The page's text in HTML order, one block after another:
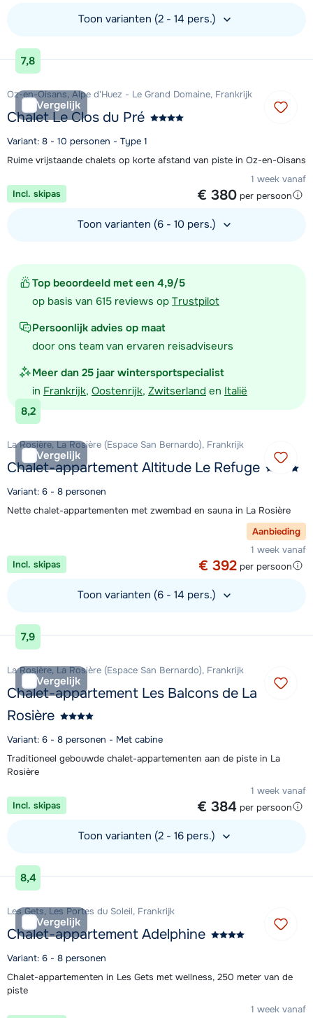
Top beoordeeld met een 4,9/5
op basis van 615 reviews op Trustpilot
Persoonlijk advies op maat
door ons team van ervaren reisadviseurs
Meer dan 25 jaar wintersportspecialist
in Frankrijk, Oostenrijk, Zwitserland en Italië
Toon varianten (2 - 14 pers.)
Bekijk accommodatie
7,8
Vergelijk
Oz-en-Oisans, Alpe d'Huez - Le Grand Domaine, Frankrijk
Chalet Le Clos du Pré
Variant: 8 - 10 personen - Type 1
Ruime vrijstaande chalets op korte afstand van piste in Oz-en-Oisans
1 week vanaf
€ 380 per persoon
Incl. skipas
Toon varianten (6 - 10 pers.)
8,2
Vergelijk
La Rosière, La Rosière (Espace San Bernardo), Frankrijk
Chalet-appartement Altitude Le Refuge
Variant: 6 - 8 personen
Nette chalet-appartementen met zwembad en sauna in La Rosière
Aanbieding
1 week vanaf
€ 392 per persoon
Incl. skipas
Toon varianten (6 - 14 pers.)
Bekijk accommodatie
7,9
Vergelijk
La Rosière, La Rosière (Espace San Bernardo), Frankrijk
Chalet-appartement Les Balcons de La
Rosière
Variant: 6 - 8 personen - Met cabine
Traditioneel gebouwde chalet-appartementen aan de piste in La
Rosière
1 week vanaf
€ 384 per persoon
Incl. skipas
Toon varianten (2 - 16 pers.)
Bekijk accommodatie
8,4
Vergelijk
Les Gets, Les Portes du Soleil, Frankrijk
Chalet-appartement Adelphine
Variant: 6 - 8 personen
Chalet-appartementen in Les Gets met wellness, 250 meter van de
piste
1 week vanaf